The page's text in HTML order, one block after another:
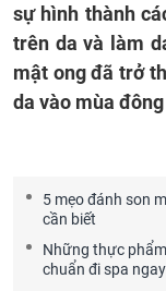
sự hình thành
trên da và làm
mật ong đã trở
da vào mùa
5 mẹo đánh son
cần biết
Những thực
chuẩn đi spa